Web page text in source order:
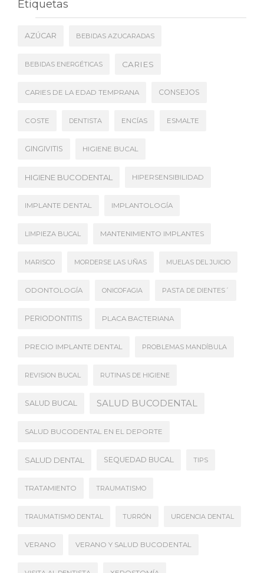
Etiquetas
AZÚCAR BEBIDAS AZUCARADAS
BEBIDAS ENERGÉTICAS CARIES
CARIES DE LA EDAD TEMPRANA CONSEJOS
COSTE DENTISTA ENCÍAS ESMALTE
GINGIVITIS HIGIENE BUCAL
HIGIENE BUCODENTAL HIPERSENSIBILIDAD
IMPLANTE DENTAL IMPLANTOLOGÍA
LIMPIEZA BUCAL MANTENIMIENTO IMPLANTES
MARISCO MORDERSE LAS UÑAS MUELAS DEL JUICIO
ODONTOLOGÍA ONICOFAGIA PASTA DE DIENTES´
PERIODONTITIS PLACA BACTERIANA
PRECIO IMPLANTE DENTAL PROBLEMAS MANDÍBULA
REVISION BUCAL RUTINAS DE HIGIENE
SALUD BUCAL SALUD BUCODENTAL
SALUD BUCODENTAL EN EL DEPORTE
SALUD DENTAL SEQUEDAD BUCAL TIPS
TRATAMIENTO TRAUMATISMO
TRAUMATISMO DENTAL TURRÓN URGENCIA DENTAL
VERANO VERANO Y SALUD BUCODENTAL